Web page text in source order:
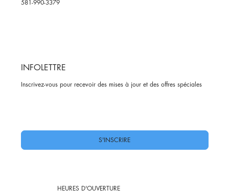
581-990-3379
INFOLETTRE
Inscrivez-vous pour recevoir des mises à jour et des offres spéciales
S'INSCRIRE
HEURES D'OUVERTURE